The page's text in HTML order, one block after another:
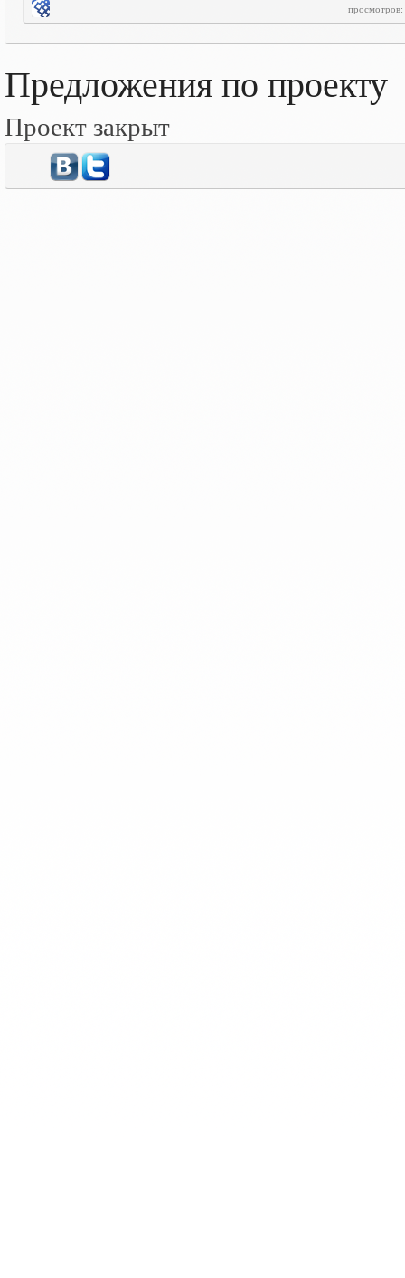
просмотров:
Предложения по проекту
Проект закрыт